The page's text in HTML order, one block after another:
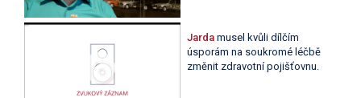
Jardamusel kvůli dílčím
úsporám na soukromé léčbě
změnit zdravotní pojišťovnu.